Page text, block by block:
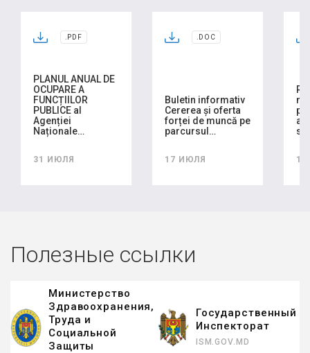
.PDF
PLANUL ANUAL DE
OCUPARE A
FUNCȚIILOR
PUBLICE al
Agenției
Naționale…
31 ИЮЛЯ
.DOC
Buletin informativ
Cererea și oferta
forței de muncă pe
parcursul…
17 ИЮЛЯ
Полезные ссылки
Министерство
Здравоохранения,
Труда и
Социальной
Защиты
Государственный
Инспекторат
ISM.GOV.MD